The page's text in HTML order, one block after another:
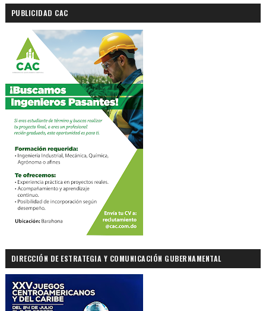
PUBLICIDAD CAC
DIRECCIÓN DE ESTRATEGIA Y COMUNICACIÓN GUBERNAMENTAL